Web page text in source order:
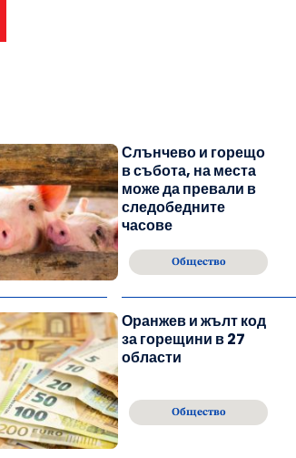
Слънчево и горещо
в събота, на места
може да превали в
следобедните
часове
Общество
Оранжев и жълт код
за горещини в 27
области
Общество